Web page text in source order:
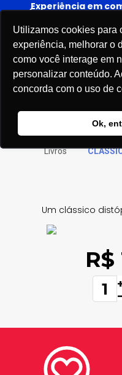
Utilizamos cookies para
experiência, melhorar o
como você interage em
personalizar conteúdo.
concorda com o uso de
Ok,
vender...
Livros
Um clássico
R$
-